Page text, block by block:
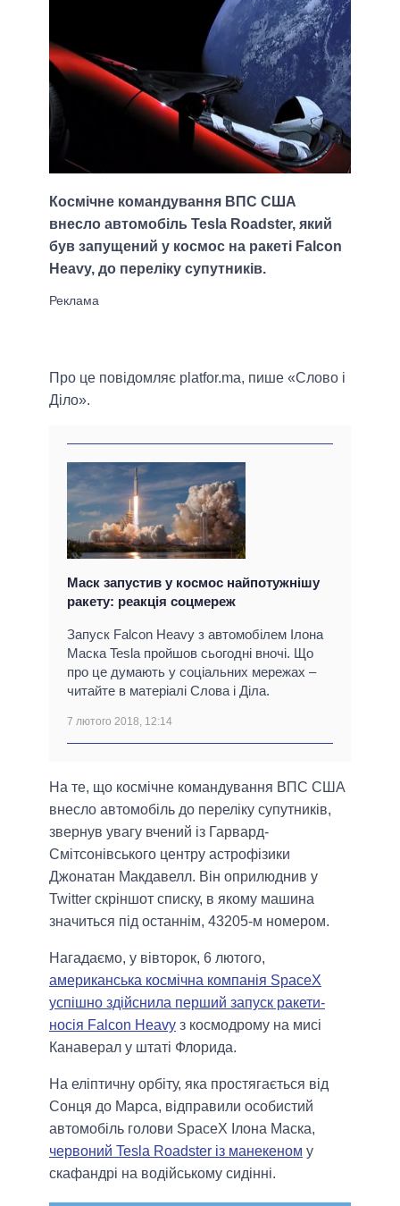
Космічне командування ВПС США
внесло автомобіль Tesla Roadster, який
був запущений у космос на ракеті Falcon
Heavy, до переліку супутників.
Про це повідомляє platfor.ma, пише «Слово і
Діло».
Маск запустив у космос найпотужнішу
ракету: реакція соцмереж
Запуск Falcon Heavy з автомобілем Ілона
Маска Tesla пройшов сьогодні вночі. Що
про це думають у соціальних мережах –
читайте в матеріалі Слова і Діла.
7 лютого 2018, 12:14
На те, що космічне командування ВПС США
внесло автомобіль до переліку супутників,
звернув увагу вчений із Гарвард-
Смітсонівського центру астрофізики
Джонатан Макдавелл. Він оприлюднив у
Twitter скріншот списку, в якому машина
значиться під останнім, 43205-м номером.
Нагадаємо, у вівторок, 6 лютого,
американська космічна компанія SpaceX
успішно здійснила перший запуск ракети-
носія Falcon Heavy з космодрому на мисі
Канаверал у штаті Флорида.
На еліптичну орбіту, яка простягається від
Сонця до Марса, відправили особистий
автомобіль голови SpaceX Ілона Маска,
червоний Tesla Roadster із манекеном у
скафандрі на водійському сидінні.